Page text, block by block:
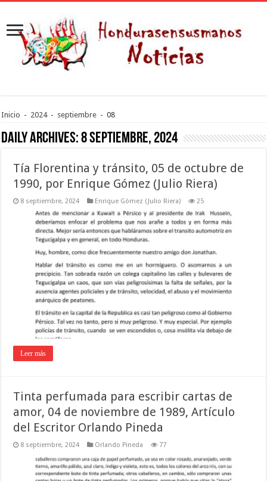
Inicio - 2024 - septiembre - 08
Daily Archives:8 septiembre, 2024
Tía Florentina y tránsito, 05 de octubre de
1990, por Enrique Gómez (Julio Riera)
8 septiembre, 2024 Enrique Gómez (Julio Riera) 25
Leer más
Tinta perfumada para escribir cartas de
amor, 04 de noviembre de 1989, Artículo
del Escritor Orlando Pineda
8 septiembre, 2024 Orlando Pineda 77